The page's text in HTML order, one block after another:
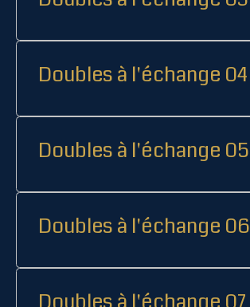
Doubles à l'échange 04
Doubles à l'échange 05
Doubles à l'échange 06